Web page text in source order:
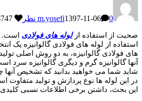
m.yosefi1397-11-06 0 نظر
صحبت از استفاده ازلوله های فولادی است.
استفاده از لوله های فولادی گالوانیزه یک
های فولادی گالوانیزه، به دو روش اصلی
آنها گالوانیزه گرم و دیگری گالوانیزه سرد
شاید شما می خواهید بدانید که تشخیص
در این لوله ها نوع پردازش و تولید متفاوت
این بحث، داشتن برخی اطلاعات نسبی